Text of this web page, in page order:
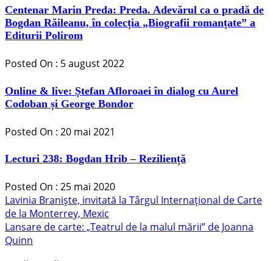
Centenar Marin Preda: Preda. Adevărul ca o pradă de
Bogdan Răileanu, în colecția „Biografii romanțate” a
Editurii Polirom
Posted On : 5 august 2022
Online & live: Ștefan Afloroaei în dialog cu Aurel
Codoban și George Bondor
Posted On : 20 mai 2021
Lecturi 238: Bogdan Hrib – Reziliență
Posted On : 25 mai 2020
Navigare
în
articole
Articolul
anterior:
Lavinia Braniște, invitată la Târgul Internațional de Carte
de la Monterrey, Mexic
Articolul
următor:
Lansare de carte: „Teatrul de la malul mării” de Joanna
Quinn